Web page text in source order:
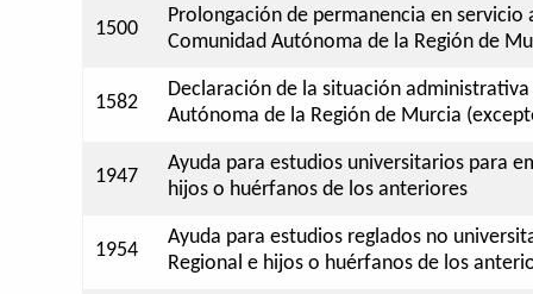
1500
Prolongación de permanencia en
Comunidad Autónoma de la Región de
1582
Declaración de la situación
Autónoma de la Región de Murcia
1947
Ayuda para estudios universitarios para
hijos o huérfanos de los anteriores
1954
Ayuda para estudios reglados no
Regional e hijos o huérfanos de los